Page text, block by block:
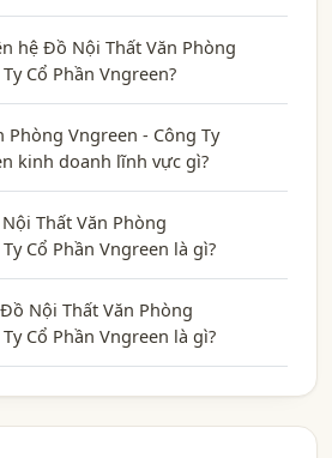
hệ Đồ Nội Thất Văn Phòng
Cổ Phần Vngreen?
Phòng Vngreen - Công Ty
kinh doanh lĩnh vực gì?
Thất Văn Phòng
Cổ Phần Vngreen là gì?
Nội Thất Văn Phòng
Cổ Phần Vngreen là gì?